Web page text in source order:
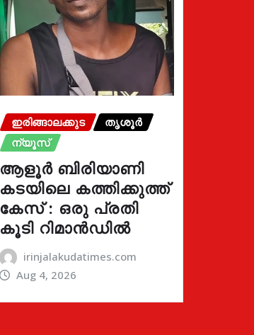
ഇരിങ്ങാലക്കുട
തൃശൂർ
ന്യൂസ്
ആളൂർ ബിരിയാണി
കടയിലെ കത്തിക്കുത്ത്
കേസ് : ഒരു പ്രതി
കൂടി റിമാൻഡിൽ
irinjalakudatimes.com
Aug 4, 2026